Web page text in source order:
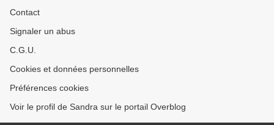
Contact
Signaler un abus
C.G.U.
Cookies et données personnelles
Préférences cookies
Voir le profil de Sandra sur le portail Overblog